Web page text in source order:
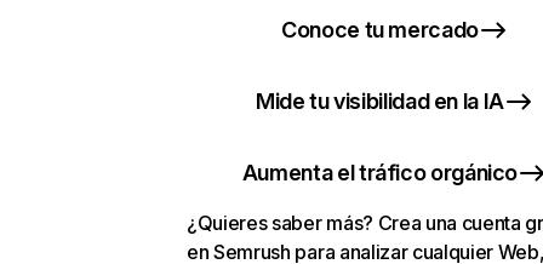
Conoce tu mercado
Mide tu visibilidad en la IA
Aumenta el tráfico orgánico
¿Quieres saber más? Crea una cuenta
en Semrush para analizar cualquier